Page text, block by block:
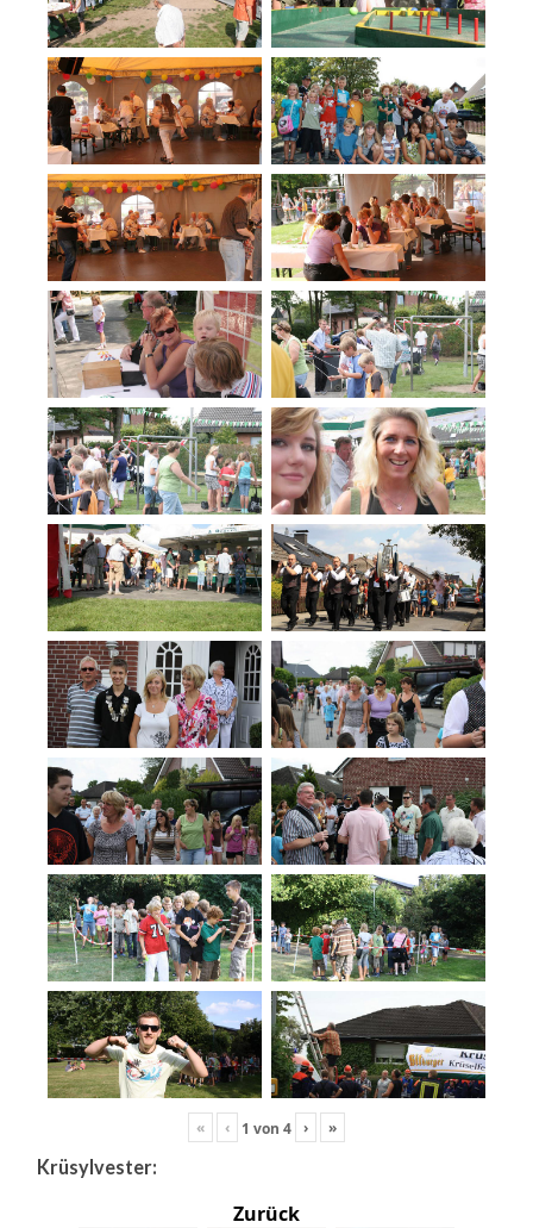
« ‹ 1 von 4 › »
Krüsylvester:
Zurück